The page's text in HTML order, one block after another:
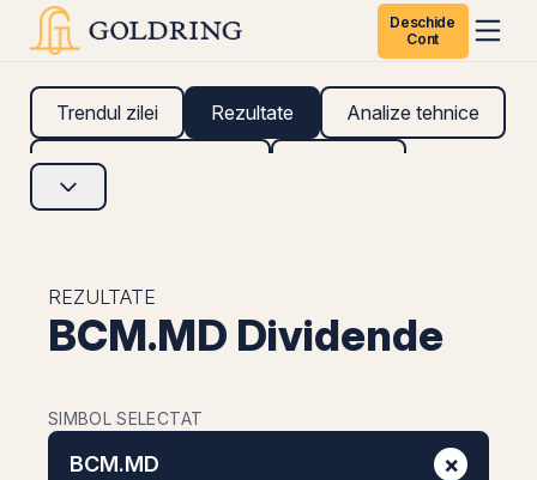
Deschide
Cont
Trendul zilei Rezultate Analize tehnice
Analize fundamentale
REZULTATE
BCM.MD Dividende
SIMBOL SELECTAT
BCM.MD ×